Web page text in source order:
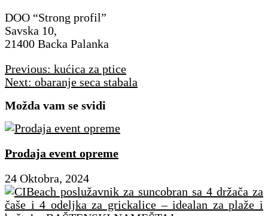
DOO “Strong profil”
Savska 10,
21400 Backa Palanka
Navigacija
članaka
Previous: kućica za ptice
Next: obaranje seca stabala
Možda vam se svidi
Prodaja event opreme
24 Oktobra, 2024